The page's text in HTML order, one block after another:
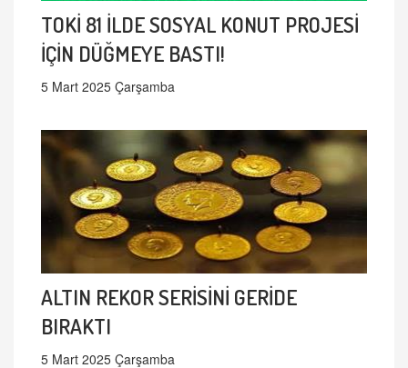
TOKİ 81 İLDE SOSYAL KONUT PROJESİ
İÇİN DÜĞMEYE BASTI!
5 Mart 2025 Çarşamba
ALTIN REKOR SERİSİNİ GERİDE
BIRAKTI
5 Mart 2025 Çarşamba